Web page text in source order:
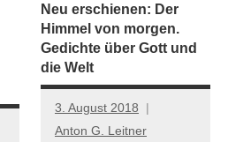
Neu erschienen: Der
Himmel von morgen.
Gedichte über Gott und
die Welt
3. August 2018
Anton G. Leitner